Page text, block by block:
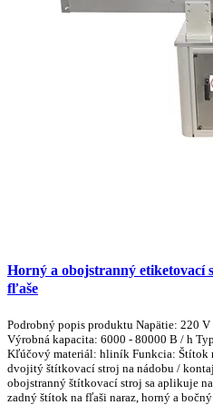
Horný a obojstranný etiketovací
fľaše
Podrobný popis produktu Napätie: 220
Výrobná kapacita: 6000 - 80000 B / h
Kľúčový materiál: hliník Funkcia: Štítok
dvojitý štítkovací stroj na nádobu /
obojstranný štítkovací stroj sa aplikuje
zadný štítok na fľaši naraz, horný a bočný